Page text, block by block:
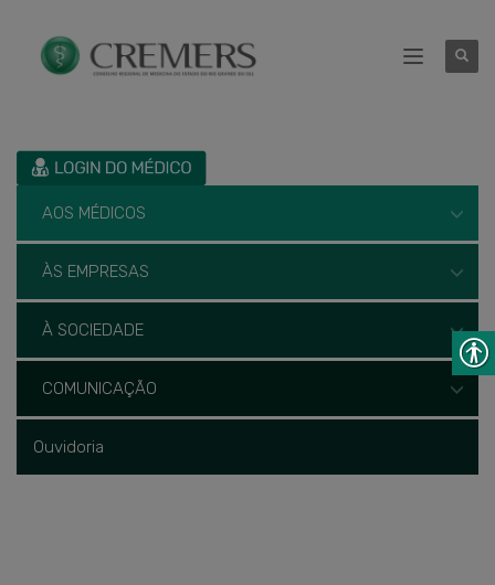
AOS MÉDICOS
ÀS EMPRESAS
À SOCIEDADE
COMUNICAÇÃO
Ouvidoria